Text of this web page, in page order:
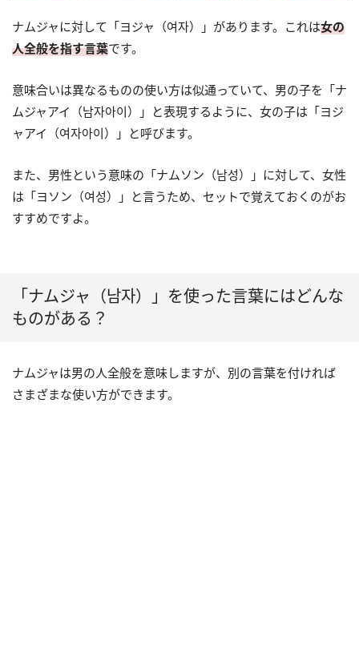
ナムジャに対して「ヨジャ（여자）」があります。これは女の
人全般を指す言葉です。
意味合いは異なるものの使い方は似通っていて、男の子を「ナ
ムジャアイ（남자아이）」と表現するように、女の子は「ヨジ
ャアイ（여자아이）」と呼びます。
また、男性という意味の「ナムソン（남성）」に対して、女性
は「ヨソン（여성）」と言うため、セットで覚えておくのがお
すすめですよ。
「ナムジャ（남자）」を使った言葉にはどんな
ものがある？
ナムジャは男の人全般を意味しますが、別の言葉を付ければ
さまざまな使い方ができます。